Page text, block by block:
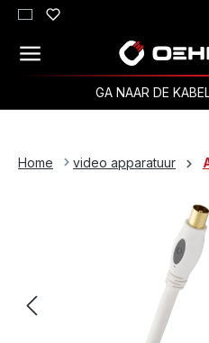
Ga naar de hoofdinhoud
GA NAAR DE
Home video apparatuur